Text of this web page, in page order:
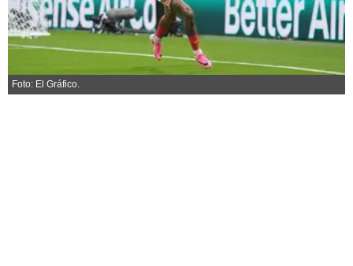
Turismo
Salud
Es viral
El tiempo
Foto: El Gráfico.